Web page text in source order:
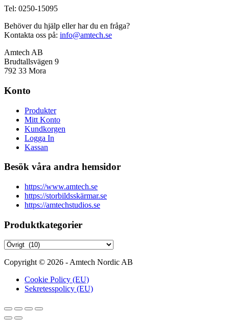
Tel: 0250-15095
Behöver du hjälp eller har du en fråga?
Kontakta oss på: info@amtech.se
Amtech AB
Brudtallsvägen 9
792 33 Mora
Konto
Produkter
Mitt Konto
Kundkorgen
Logga In
Kassan
Besök våra andra hemsidor
https://www.amtech.se
https://storbildsskärmar.se
https://amtechstudios.se
Produktkategorier
Copyright © 2026 - Amtech Nordic AB
Cookie Policy (EU)
Sekretesspolicy (EU)